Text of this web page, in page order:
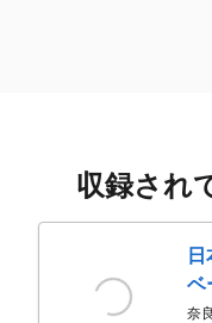
収録され
ベ
奈